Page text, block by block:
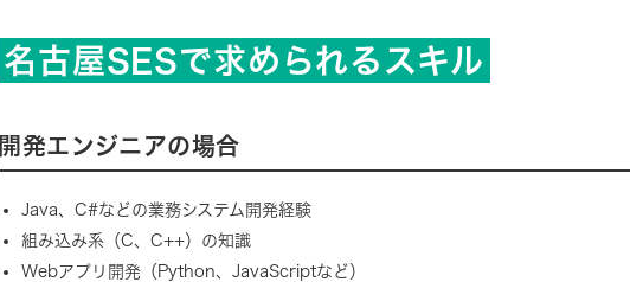
名古屋SESで求められるスキル
開発エンジニアの場合
Java、C#などの業務システム開発経験
組み込み系（C、C++）の知識
Webアプリ開発（Python、JavaScriptなど）